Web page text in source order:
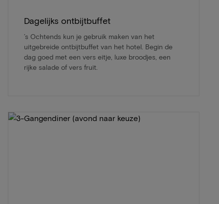
Dagelijks ontbijtbuffet
’s Ochtends kun je gebruik maken van het
uitgebreide ontbijtbuffet van het hotel. Begin de
dag goed met een vers eitje, luxe broodjes, een
rijke salade of vers fruit.